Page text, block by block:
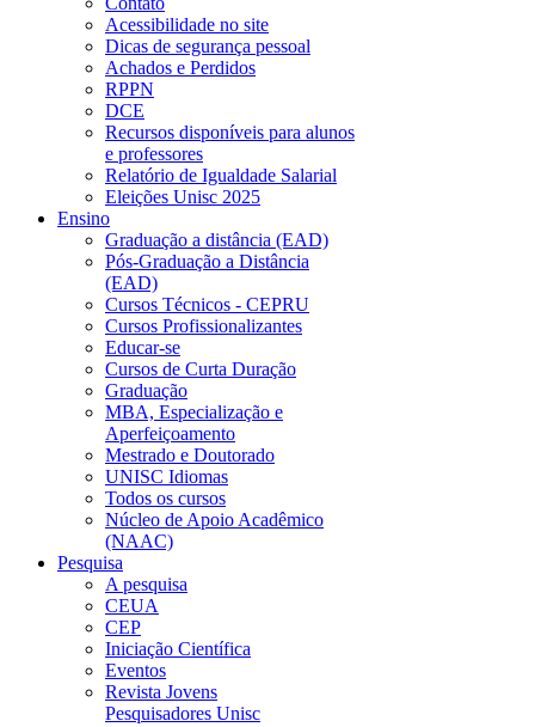
Acessibilidade no site
Dicas de segurança pessoal
Achados e Perdidos
RPPN
DCE
Recursos disponíveis para alunos
e professores
Relatório de Igualdade Salarial
Eleições Unisc 2025
Ensino
Graduação a distância (EAD)
Pós-Graduação a Distância
(EAD)
Cursos Técnicos - CEPRU
Cursos Profissionalizantes
Educar-se
Cursos de Curta Duração
Graduação
MBA, Especialização e
Aperfeiçoamento
Mestrado e Doutorado
UNISC Idiomas
Todos os cursos
Núcleo de Apoio Acadêmico
(NAAC)
Pesquisa
A pesquisa
CEUA
CEP
Iniciação Científica
Eventos
Revista Jovens
Pesquisadores Unisc